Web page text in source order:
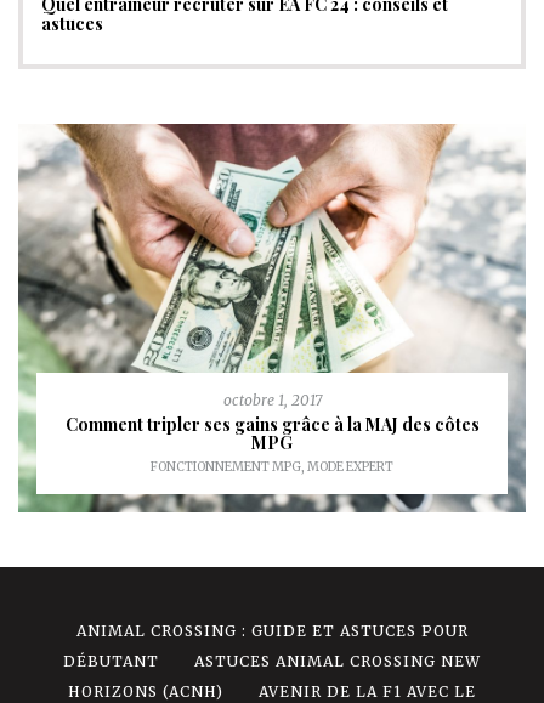
astuces
octobre 1, 2017
Comment tripler ses gains grâce à la MAJ des côtes
MPG
FONCTIONNEMENT MPG, MODE EXPERT
ANIMAL CROSSING : GUIDE ET ASTUCES POUR
DÉBUTANT
ASTUCES ANIMAL CROSSING NEW
HORIZONS (ACNH)
AVENIR DE LA F1 AVEC LE